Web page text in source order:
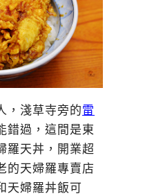
，淺草寺旁的雷
錯過，這間是東
羅天丼，開業超
的天婦羅專賣店
天婦羅丼飯可